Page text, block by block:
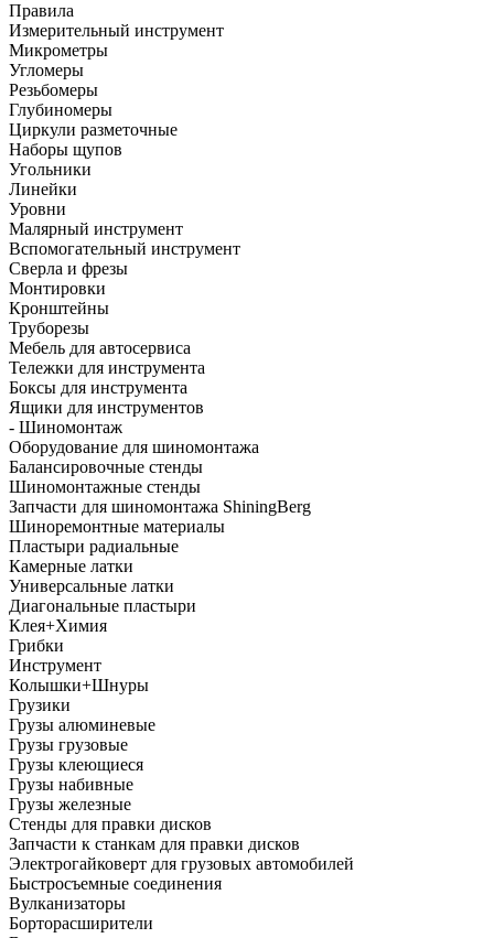
Правила
Измерительный инструмент
Микрометры
Угломеры
Резьбомеры
Глубиномеры
Циркули разметочные
Наборы щупов
Угольники
Линейки
Уровни
Малярный инструмент
Вспомогательный инструмент
Сверла и фрезы
Монтировки
Кронштейны
Труборезы
Мебель для автосервиса
Тележки для инструмента
Боксы для инструмента
Ящики для инструментов
- Шиномонтаж
Оборудование для шиномонтажа
Балансировочные стенды
Шиномонтажные стенды
Запчасти для шиномонтажа ShiningBerg
Шиноремонтные материалы
Пластыри радиальные
Камерные латки
Универсальные латки
Диагональные пластыри
Клея+Химия
Грибки
Инструмент
Колышки+Шнуры
Грузики
Грузы алюминевые
Грузы грузовые
Грузы клеющиеся
Грузы набивные
Грузы железные
Стенды для правки дисков
Запчасти к станкам для правки дисков
Электрогайковерт для грузовых автомобилей
Быстросъемные соединения
Вулканизаторы
Борторасширители